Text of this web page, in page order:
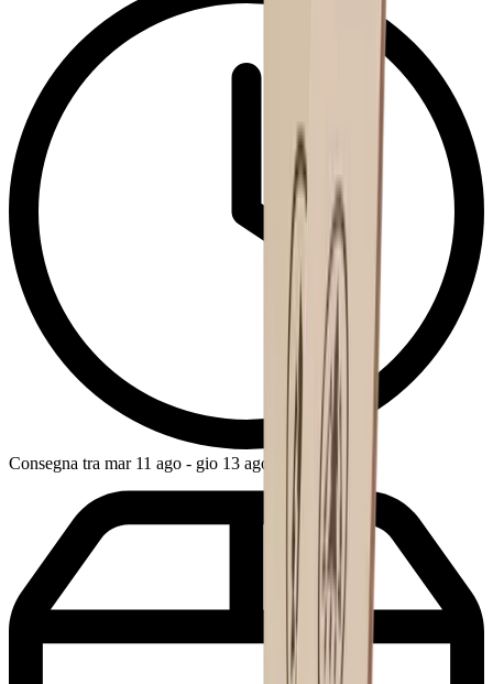
Consegna tra mar 11 ago - gio 13 ago